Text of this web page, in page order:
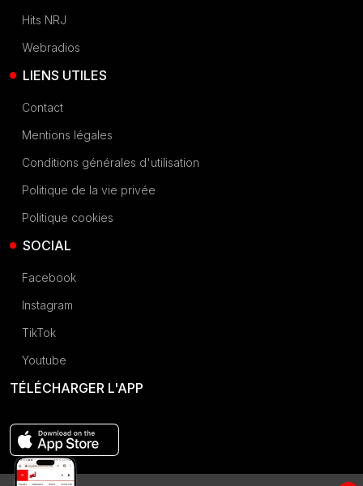
Hits NRJ
Webradios
LIENS UTILES
Contact
Mentions légales
Conditions générales d'utilisation
Politique de la vie privée
Politique cookies
SOCIAL
Facebook
Instagram
TikTok
Youtube
TÉLÉCHARGER L'APP